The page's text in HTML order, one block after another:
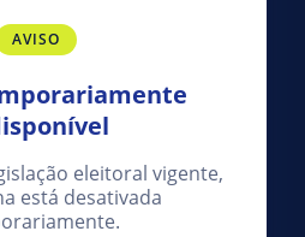
AVISO
eleitoral vigente,
está desativada